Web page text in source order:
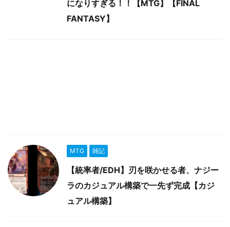
になりすぎる！！【MTG】【FINAL
FANTASY】
MTG 雑記
【統率者/EDH】刃を咲かせる者、ナジー
ラのカジュアル構築で一先ず完成【カジ
ュアル構築】